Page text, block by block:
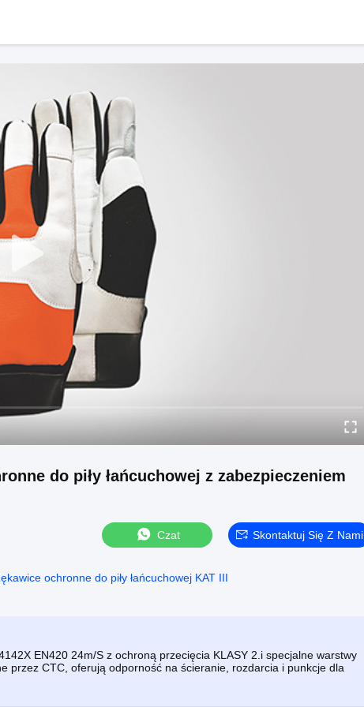
do piły łańcuchowej z zabezpieczeniem
Czat Skontaktuj Się Z Nami
ochronne do piły łańcuchowej KAT III
EN420 24m/S z ochroną przecięcia KLASY 2.i specjalne warstwy
przez CTC, oferują odporność na ścieranie, rozdarcia i punkcje dla